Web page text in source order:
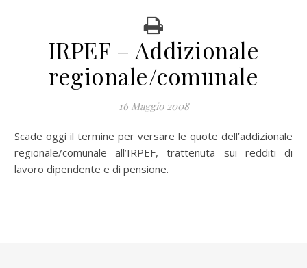
IRPEF – Addizionale
regionale/comunale
16 Maggio 2008
Scade oggi il termine per versare le quote dell’addizionale
regionale/comunale all’IRPEF, trattenuta sui redditi di
lavoro dipendente e di pensione.